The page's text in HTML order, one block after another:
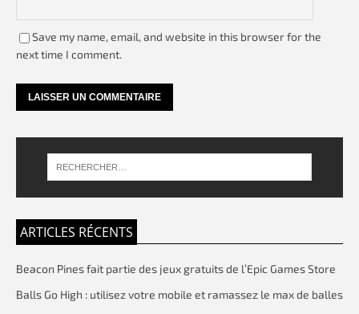
Save my name, email, and website in this browser for the
next time I comment.
ARTICLES RÉCENTS
Beacon Pines fait partie des jeux gratuits de l’Epic Games Store
Balls Go High : utilisez votre mobile et ramassez le max de balles